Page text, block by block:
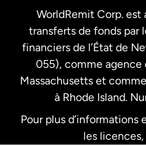
Royaume-Uni
Suède
WorldRemit Corp.
transferts de fonds par
financiers de l’État de
055), comme agence
Massachusetts et
à Rhode Island.
Pour plus
les